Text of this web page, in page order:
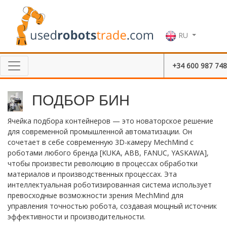
RU
+34 600 987 748
ПОДБОР БИН
Ячейка подбора контейнеров — это новаторское решение
для современной промышленной автоматизации. Он
сочетает в себе современную 3D-камеру MechMind с
роботами любого бренда [KUKA, ABB, FANUC, YASKAWA],
чтобы произвести революцию в процессах обработки
материалов и производственных процессах. Эта
интеллектуальная роботизированная система использует
превосходные возможности зрения MechMind для
управления точностью робота, создавая мощный источник
эффективности и производительности.